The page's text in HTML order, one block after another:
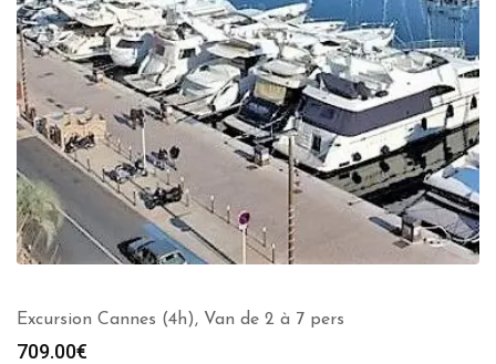
Excursion Cannes (4h), Van de 2 à 7 pers
709.00€